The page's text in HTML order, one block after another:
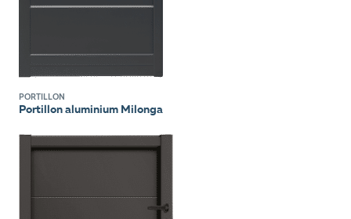
PORTILLON
Portillon aluminium Milonga